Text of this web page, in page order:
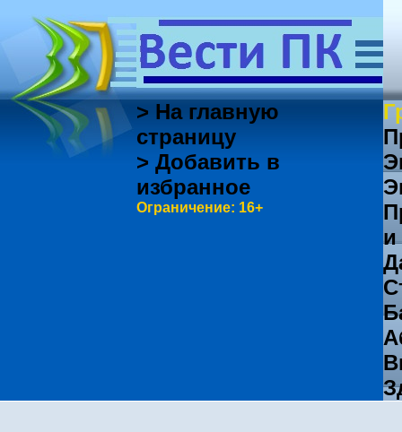
> На главную
страницу
> Добавить в
избранное
Ограничение: 16+